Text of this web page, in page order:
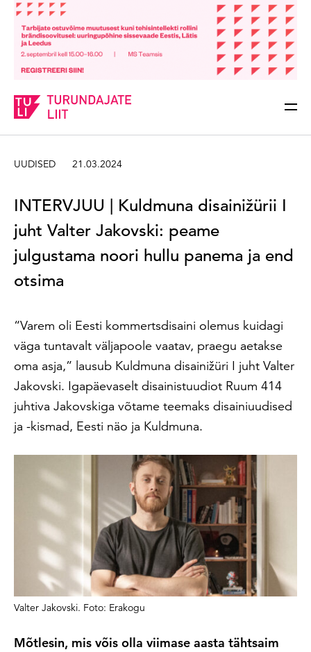
Sisesta märksõna
UUDISED 21.03.2024
INTERVJUU | Kuldmuna disainižürii I
juht Valter Jakovski: peame
julgustama noori hullu panema ja end
otsima
“Varem oli Eesti kommertsdisaini olemus kuidagi
väga tuntavalt väljapoole vaatav, praegu aetakse
oma asja,” lausub Kuldmuna disainižüri I juht Valter
Jakovski. Igapäevaselt disainistuudiot Ruum 414
juhtiva Jakovskiga võtame teemaks disainiuudised
ja -kismad, Eesti näo ja Kuldmuna.
Valter Jakovski. Foto: Erakogu
Mõtlesin, mis võis olla viimase aasta tähtsaim